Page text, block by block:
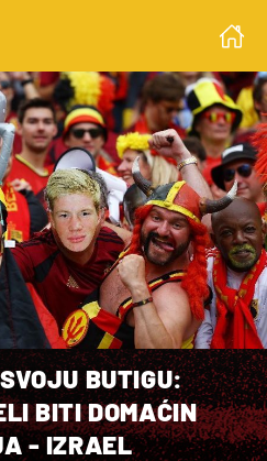
BUTIGU:
BITI DOMAĆIN
- IZRAEL